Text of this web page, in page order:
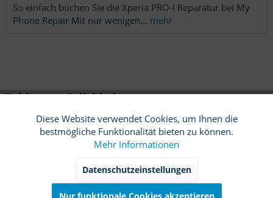
So einfach buchen Sie die Xperia PRO-I Reparatur bei My
Phone Repair Mit nur wenigen... mehr
Zahlungsmöglichkeiten
Funktionale Aktiv
Diese Website verwendet Cookies, um Ihnen die
bestmögliche Funktionalität bieten zu können.
Mehr Informationen
Datenschutzeinstellungen
Nur funktionale Cookies akzeptieren